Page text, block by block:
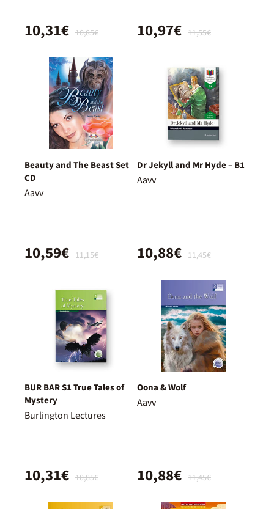
10,85€
10,31€ 11,55€
10,97€
Beauty and The Beast Set
CD
Aavv
11,15€
10,59€
Dr Jekyll and Mr Hyde – B1
Aavv
11,45€
10,88€
BUR BAR S1 True Tales of
Mystery
Burlington Lectures
10,85€
10,31€
Oona & Wolf
Aavv
11,45€
10,88€